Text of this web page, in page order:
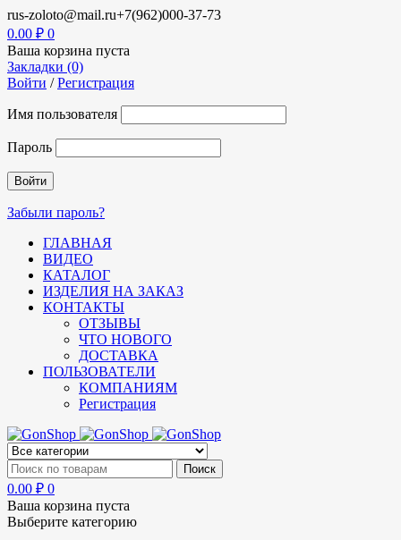
rus-zoloto@mail.ru+7(962)000-37-73
0.00 ₽ 0
Ваша корзина пуста
Закладки (0)
Войти /Регистрация
Имя пользователя
Пароль
Забыли пароль?
ГЛАВНАЯ
ВИДЕО
КАТАЛОГ
ИЗДЕЛИЯ НА ЗАКАЗ
КОНТАКТЫ
ОТЗЫВЫ
ЧТО НОВОГО
ДОСТАВКА
ПОЛЬЗОВАТЕЛИ
КОМПАНИЯМ
Регистрация
0.00 ₽ 0
Ваша корзина пуста
Выберите категорию